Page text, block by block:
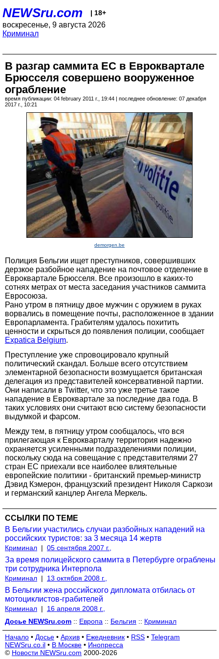
NEWSru.com | 18+
воскресенье, 9 августа 2026
Криминал
В разгар саммита ЕС в Евроквартале
Брюсселя совершено вооруженное
ограбление
время публикации: 04 february 2011 г., 19:44 | последнее обновление: 07 декабря
2017 г., 10:21
demorgen.be
Полиция Бельгии ищет преступников, совершивших
дерзкое разбойное нападение на почтовое отделение в
Евроквартале Брюсселя. Все произошло в каких-то
сотнях метрах от места заседания участников саммита
Евросоюза.
Рано утром в пятницу двое мужчин с оружием в руках
ворвались в помещение почты, расположенное в здании
Европарламента. Грабителям удалось похитить
ценности и скрыться до появления полиции, сообщает
Expatica Belgium.
Преступление уже спровоцировало крупный
политический скандал. Больше всего отсутствием
элементарной безопасности возмущается британская
делегация из представителей консервативной партии.
Они написали в Twitter, что это уже третье такое
нападение в Евроквартале за последние два года. В
таких условиях они считают всю систему безопасности
выдумкой и фарсом.
Между тем, в пятницу утром сообщалось, что вся
прилегающая к Еврокварталу территория надежно
охраняется усиленными подразделениями полиции,
поскольку сюда на совещание с представителями 27
стран ЕС приехали все наиболее влиятельные
европейские политики - британский премьер-министр
Дэвид Кэмерон, французский президент Николя Саркози
и германский канцлер Ангела Меркель.
ССЫЛКИ ПО ТЕМЕ
В Бельгии участились случаи разбойных нападений на
российских туристов: за 3 месяца 14 жертв
Криминал | 05 сентября 2007 г.,
За время полицейского саммита в Петербурге ограблены
три сотрудника Интерпола
Криминал | 13 октября 2008 г.,
В Бельгии жена российского дипломата отбилась от
мотоциклистов-грабителей
Криминал |
16 апреля 2008 г.,
Досье NEWSru.com :: Европа :: Бельгия :: Криминал
Начало • Досье • Архив • Ежедневник • RSS • Telegram
NEWSru.co.il • В Москве • Инопресса
© Новости NEWSru.com 2000-2026